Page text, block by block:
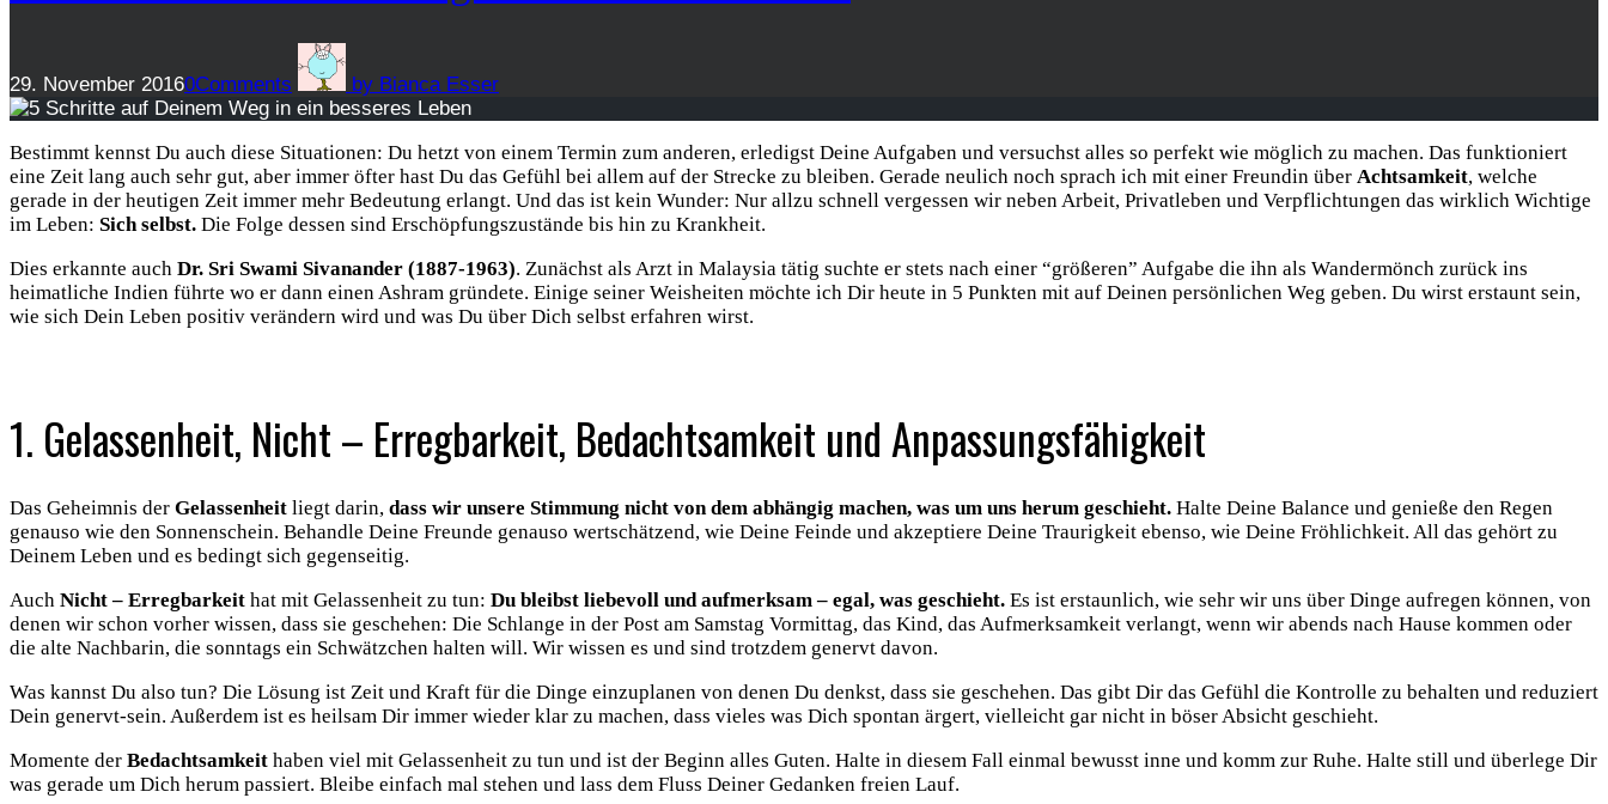
29. November 20160Comments by Bianca Esser
Bestimmt kennst Du auch diese Situationen: Du hetzt von einem Termin zum anderen, erledigst Deine Aufgaben und versuchst alles so perfekt wie möglich zu machen. Das funktioniert
eine Zeit lang auch sehr gut, aber immer öfter hast Du das Gefühl bei allem auf der Strecke zu bleiben. Gerade neulich noch sprach ich mit einer Freundin über Achtsamkeit, welche
gerade in der heutigen Zeit immer mehr Bedeutung erlangt. Und das ist kein Wunder: Nur allzu schnell vergessen wir neben Arbeit, Privatleben und Verpflichtungen das wirklich Wichtige
im Leben: Sich selbst. Die Folge dessen sind Erschöpfungszustände bis hin zu Krankheit.
Dies erkannte auch Dr. Sri Swami Sivanander (1887-1963). Zunächst als Arzt in Malaysia tätig suchte er stets nach einer “größeren” Aufgabe die ihn als Wandermönch zurück ins
heimatliche Indien führte wo er dann einen Ashram gründete. Einige seiner Weisheiten möchte ich Dir heute in 5 Punkten mit auf Deinen persönlichen Weg geben. Du wirst erstaunt sein,
wie sich Dein Leben positiv verändern wird und was Du über Dich selbst erfahren wirst.
1. Gelassenheit, Nicht – Erregbarkeit, Bedachtsamkeit und Anpassungsfähigkeit
Das Geheimnis der Gelassenheit liegt darin, dass wir unsere Stimmung nicht von dem abhängig machen, was um uns herum geschieht. Halte Deine Balance und genieße den Regen
genauso wie den Sonnenschein. Behandle Deine Freunde genauso wertschätzend, wie Deine Feinde und akzeptiere Deine Traurigkeit ebenso, wie Deine Fröhlichkeit. All das gehört zu
Deinem Leben und es bedingt sich gegenseitig.
Auch Nicht – Erregbarkeit hat mit Gelassenheit zu tun: Du bleibst liebevoll und aufmerksam – egal, was geschieht. Es ist erstaunlich, wie sehr wir uns über Dinge aufregen können, von
denen wir schon vorher wissen, dass sie geschehen: Die Schlange in der Post am Samstag Vormittag, das Kind, das Aufmerksamkeit verlangt, wenn wir abends nach Hause kommen oder
die alte Nachbarin, die sonntags ein Schwätzchen halten will. Wir wissen es und sind trotzdem genervt davon.
Was kannst Du also tun? Die Lösung ist Zeit und Kraft für die Dinge einzuplanen von denen Du denkst, dass sie geschehen. Das gibt Dir das Gefühl die Kontrolle zu behalten und reduziert
Dein genervt-sein. Außerdem ist es heilsam Dir immer wieder klar zu machen, dass vieles was Dich spontan ärgert, vielleicht gar nicht in böser Absicht geschieht.
Momente der Bedachtsamkeit haben viel mit Gelassenheit zu tun und ist der Beginn alles Guten. Halte in diesem Fall einmal bewusst inne und komm zur Ruhe. Halte still und überlege Dir
was gerade um Dich herum passiert. Bleibe einfach mal stehen und lass dem Fluss Deiner Gedanken freien Lauf.